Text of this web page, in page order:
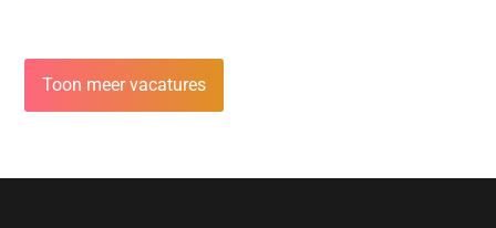
Toon meer vacatures